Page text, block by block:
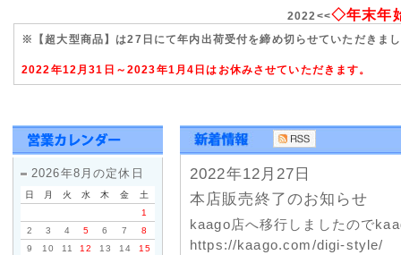
2022<<◇年末年
※【超大型商品】は27日にて年内出荷受付を締め切らせていただきま
2022年12月31日～2023年1月4日はお休みさせていただきます。
2026年8月の定休日
日 月 火 水 木 金
土
1
2
3 4 5 6 7
8
9
10 11 12 13 14
15
2022年12月27日
本店販売終了のお知らせ
kaago店へ移行しましたので
https://kaago.com/digi-style/